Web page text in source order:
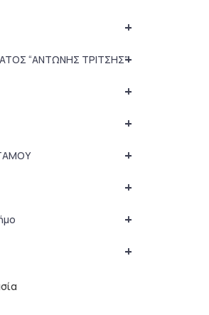
+
+
“ΑΝΤΩΝΗΣ ΤΡΙΤΣΗΣ”
+
+
+
+
+
+